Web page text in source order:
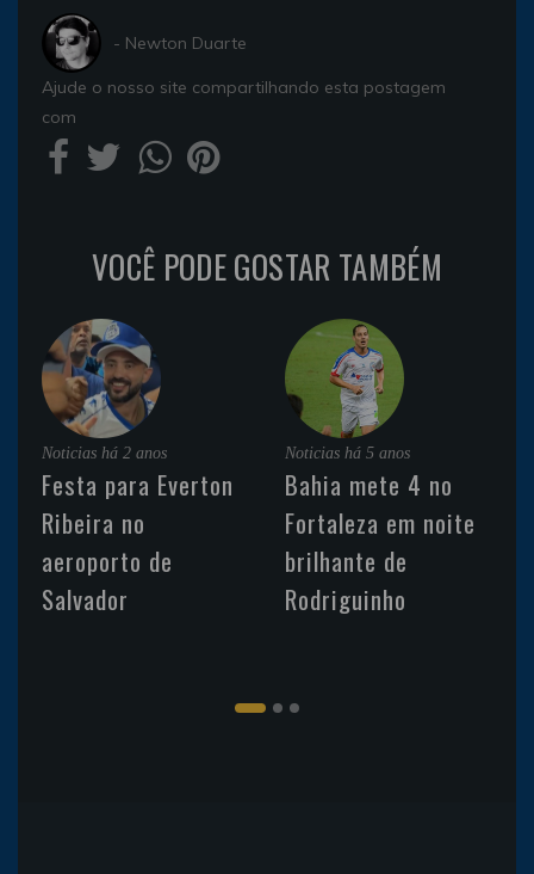
- Newton Duarte
Ajude o nosso site compartilhando esta postagem
com
VOCÊ PODE GOSTAR TAMBÉM
Noticias há 2 anos
Festa para Everton
Ribeira no
aeroporto de
Salvador
Noticias há 5 anos
Bahia mete 4 no
Fortaleza em noite
brilhante de
Rodriguinho